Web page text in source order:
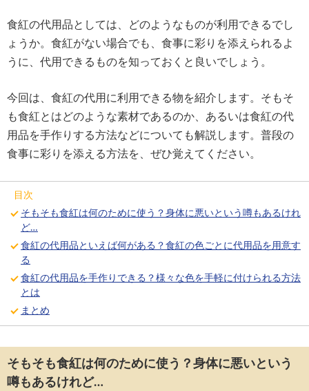
食紅の代用品としては、どのようなものが利用できるでし
ょうか。食紅がない場合でも、食事に彩りを添えられるよ
うに、代用できるものを知っておくと良いでしょう。
今回は、食紅の代用に利用できる物を紹介します。そもそ
も食紅とはどのような素材であるのか、あるいは食紅の代
用品を手作りする方法などについても解説します。普段の
食事に彩りを添える方法を、ぜひ覚えてください。
目次
そもそも食紅は何のために使う？身体に悪いという噂もあるけれ
ど…
食紅の代用品といえば何がある？食紅の色ごとに代用品を用意す
る
食紅の代用品を手作りできる？様々な色を手軽に付けられる方法
とは
まとめ
そもそも食紅は何のために使う？身体に悪いという
噂もあるけれど…